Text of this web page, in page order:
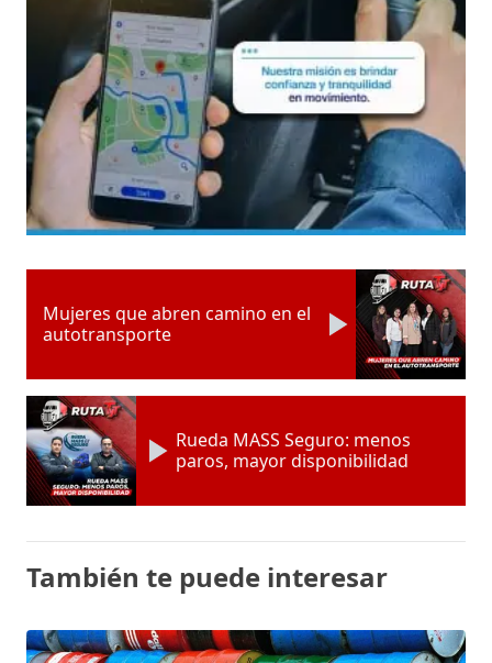
Mujeres que abren camino en el
autotransporte
Rueda MASS Seguro: menos
paros, mayor disponibilidad
También te puede interesar